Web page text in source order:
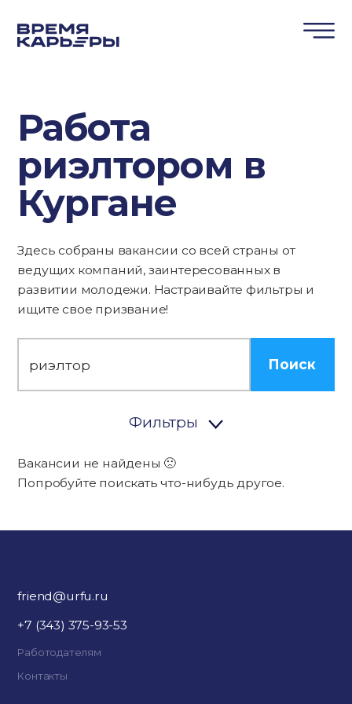
Работа
риэлтором в
Кургане
Здесь собраны вакансии со всей страны от
ведущих компаний, заинтересованных в
развитии молодежи. Настраивайте фильтры и
ищите свое призвание!
Поиск
Фильтры
Вакансии не найдены 🙁
Попробуйте поискать что-нибудь другое.
friend@urfu.ru
+7 (343) 375-93-53
Работодателям
Контакты